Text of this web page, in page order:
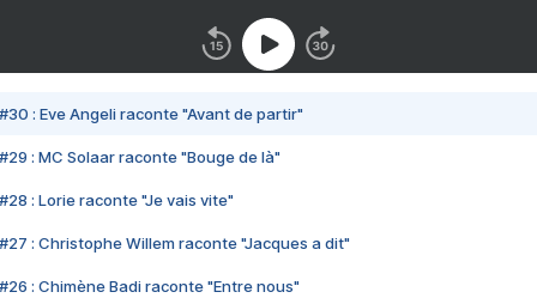
#30 : Eve Angeli raconte "Avant de partir"
#29 : MC Solaar raconte "Bouge de là"
#28 : Lorie raconte "Je vais vite"
#27 : Christophe Willem raconte "Jacques a dit"
#26 : Chimène Badi raconte "Entre nous"